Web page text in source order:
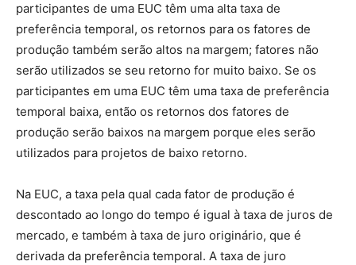
participantes de uma EUC têm uma alta taxa de
preferência temporal, os retornos para os fatores de
produção também serão altos na margem; fatores não
serão utilizados se seu retorno for muito baixo. Se os
participantes em uma EUC têm uma taxa de preferência
temporal baixa, então os retornos dos fatores de
produção serão baixos na margem porque eles serão
utilizados para projetos de baixo retorno.
Na EUC, a taxa pela qual cada fator de produção é
descontado ao longo do tempo é igual à taxa de juros de
mercado, e também à taxa de juro originário, que é
derivada da preferência temporal. A taxa de juro